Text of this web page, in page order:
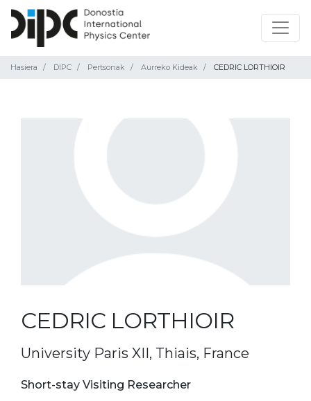
Hasiera DIPC Pertsonak Aurreko Kideak CEDRIC LORTHIOIR
CEDRIC LORTHIOIR
University Paris XII, Thiais, France
Short-stay Visiting Researcher